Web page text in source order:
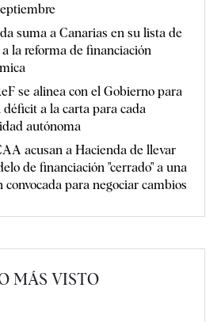
suma a Canarias en su lista de
a la reforma de financiación
se alinea con el Gobierno para
a la carta para cada
autónoma
acusan a Hacienda de llevar
de financiación "cerrado" a una
convocada para negociar cambios
MÁS VISTO